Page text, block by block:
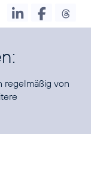
regelmäßig von